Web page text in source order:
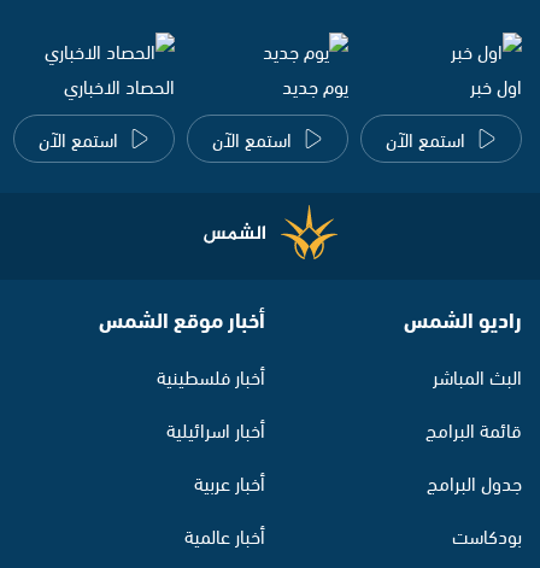
اول خبر
استمع الآن
يوم جديد
استمع الآن
الحصاد الاخباري
استمع الآن
راديو الشمس
البث المباشر
قائمة البرامج
جدول البرامج
بودكاست
أخبار موقع الشمس
أخبار فلسطينية
أخبار اسرائيلية
أخبار عربية
أخبار عالمية